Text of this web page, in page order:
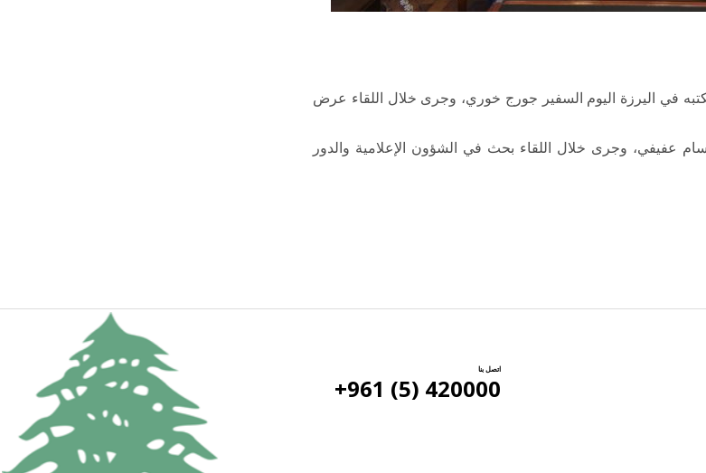
في اليرزة اليوم السفير جورج خوري، وجرى خلال اللقاء عرض
عفيفي، وجرى خلال اللقاء بحث في الشؤون الإعلامية والدور
اتصل بنا
420000 (5) 961+